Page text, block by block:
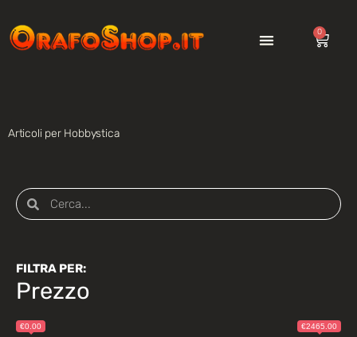
0
Articoli per Hobbystica
FILTRA PER:
Prezzo
€0.00 €2465.00